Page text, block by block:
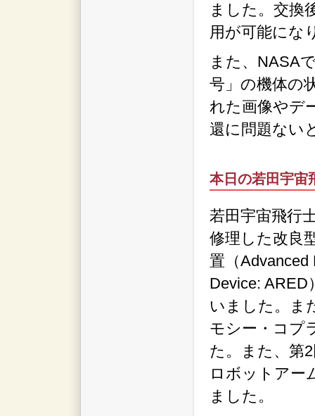
ました。交換
用が可能にな
また、NASA
号」の機体の
れた画像やデ
還に問題ない
本日の若田宇宙
若田宇宙飛行
修理した改良
置（Advanced
Device: ARED
いました。ま
モシー・コプ
た。また、第
ロボットアー
ました。